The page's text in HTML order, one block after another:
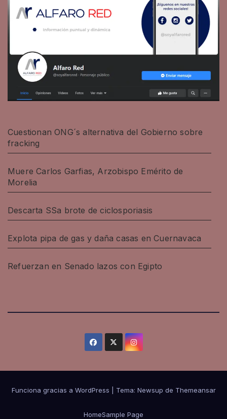
Cuestionan ONG´s alternativa del Gobierno sobre
fracking
Muere Carlos Garfias, Arzobispo Emérito de
Morelia
Descarta SSa brote de ciclosporiasis
Explota pipa de gas y daña casas en Cuernavaca
Refuerzan en Senado lazos con Egipto
Funciona gracias a WordPress Tema: Newsup de Themeansar
HomeSample Page